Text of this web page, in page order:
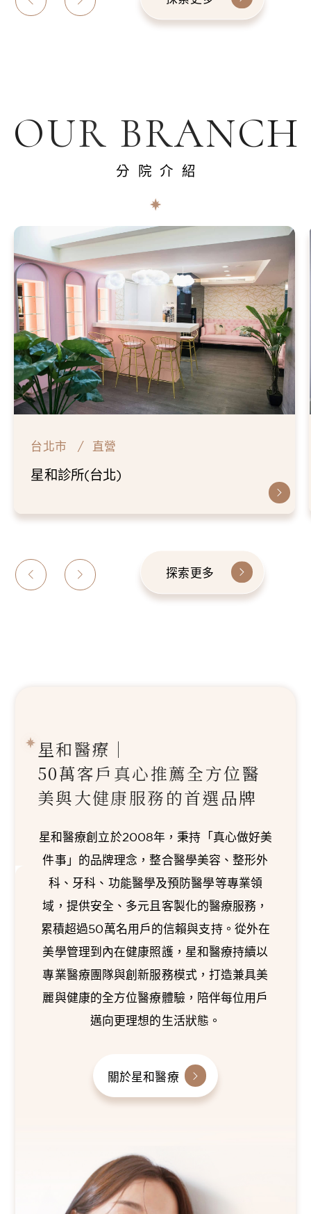
OUR BRANCH
分院介紹
台北市 直營
星和診所(台北)
探索更多
星和醫療｜
50萬客戶真心推薦全方位醫
美與大健康服務的首選品牌
星和醫療創立於2008年，秉持「真心做好美
件事」的品牌理念，整合醫學美容、整形外
科、牙科、功能醫學及預防醫學等專業領
域，提供安全、多元且客製化的醫療服務，
累積超過50萬名用戶的信賴與支持。從外在
美學管理到內在健康照護，星和醫療持續以
專業醫療團隊與創新服務模式，打造兼具美
麗與健康的全方位醫療體驗，陪伴每位用戶
邁向更理想的生活狀態。
關於星和醫療